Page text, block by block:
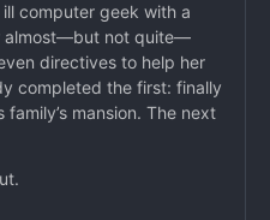
computer geek with a
almost—but not quite—
directives to help her
completed the first: finally
mansion. The next